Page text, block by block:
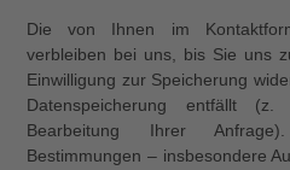
Die von Ihnen im
verbleiben bei uns, bis Sie uns
Einwilligung zur Speicherung
Datenspeicherung entfällt
Bearbeitung Ihrer
Bestimmungen – insbesondere